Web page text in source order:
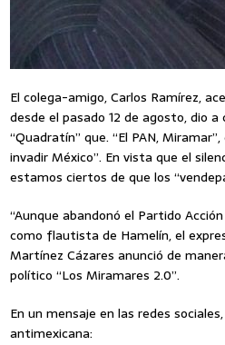
El colega-amigo, Carlos Ramírez,
desde el pasado 12 de agosto, dio
“Quadratín” que. “El PAN,
invadir México”. En vista que el
estamos ciertos de que los
“Aunque abandonó el Partido
como flautista de Hamelín, el
Martínez Cázares anunció de
político “Los Miramares 2.0”.
En un mensaje en las redes
antimexicana: